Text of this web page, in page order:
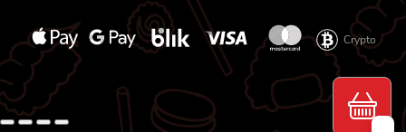
Crypto